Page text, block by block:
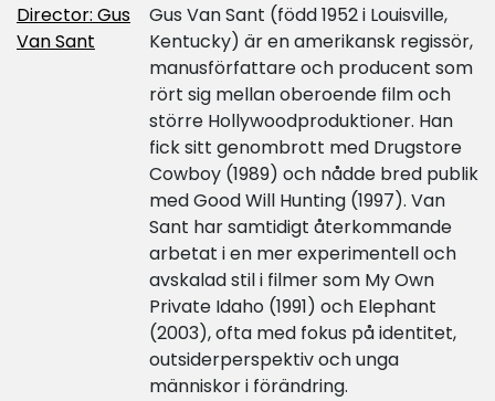
Director: Gus
Van Sant
Gus Van Sant (född 1952 i Louisville,
Kentucky) är en amerikansk regissör,
manusförfattare och producent som
rört sig mellan oberoende film och
större Hollywoodproduktioner. Han
fick sitt genombrott med Drugstore
Cowboy (1989) och nådde bred publik
med Good Will Hunting (1997). Van
Sant har samtidigt återkommande
arbetat i en mer experimentell och
avskalad stil i filmer som My Own
Private Idaho (1991) och Elephant
(2003), ofta med fokus på identitet,
outsiderperspektiv och unga
människor i förändring.